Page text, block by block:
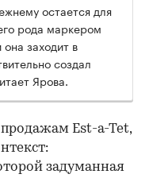
остается для
рода маркером
заходит в
создал
Ярова.
Est-a-Tet,
задуманная